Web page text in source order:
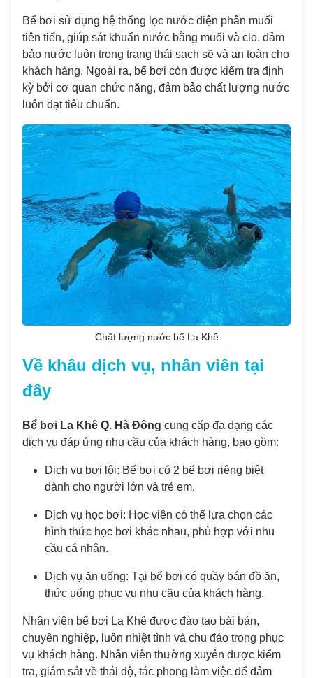
Bể bơi sử dụng hệ thống lọc nước điện phân muối
tiên tiến, giúp sát khuẩn nước bằng muối và clo, đảm
bảo nước luôn trong trạng thái sạch sẽ và an toàn cho
khách hàng. Ngoài ra, bể bơi còn được kiểm tra định
kỳ bởi cơ quan chức năng, đảm bảo chất lượng nước
luôn đạt tiêu chuẩn.
Chất lượng nước bể La Khê
Về khâu dịch vụ, nhân viên tại
đây
Bể bơi La Khê Q. Hà Đông cung cấp đa dạng các
dịch vụ đáp ứng nhu cầu của khách hàng, bao gồm:
Dịch vụ bơi lội: Bể bơi có 2 bể bơi riêng biệt
dành cho người lớn và trẻ em.
Dịch vụ học bơi: Học viên có thể lựa chọn các
hình thức học bơi khác nhau, phù hợp với nhu
cầu cá nhân.
Dịch vụ ăn uống: Tại bể bơi có quầy bán đồ ăn,
thức uống phục vụ nhu cầu của khách hàng.
Nhân viên bể bơi La Khê được đào tạo bài bản,
chuyên nghiệp, luôn nhiệt tình và chu đáo trong phục
vụ khách hàng. Nhân viên thường xuyên được kiểm
tra, giám sát về thái độ, tác phong làm việc để đảm